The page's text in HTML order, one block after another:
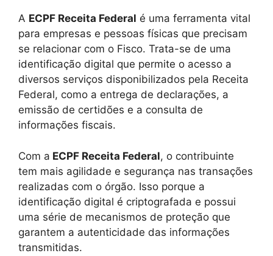
A ECPF Receita Federal é uma ferramenta vital
para empresas e pessoas físicas que precisam
se relacionar com o Fisco. Trata-se de uma
identificação digital que permite o acesso a
diversos serviços disponibilizados pela Receita
Federal, como a entrega de declarações, a
emissão de certidões e a consulta de
informações fiscais.
Com a ECPF Receita Federal, o contribuinte
tem mais agilidade e segurança nas transações
realizadas com o órgão. Isso porque a
identificação digital é criptografada e possui
uma série de mecanismos de proteção que
garantem a autenticidade das informações
transmitidas.